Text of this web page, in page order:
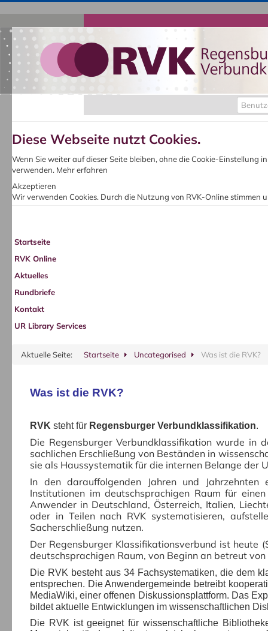
Diese Webseite nutzt Cookies.
Wenn Sie weiter auf dieser Seite bleiben, ohne die Cookie-Einstellung
verwenden. Mehr erfahren
Akzeptieren
Wir verwenden Cookies. Durch die Nutzung von RVK-Online stimmen
Startseite
RVK Online
Aktuelles
Rundbriefe
Kontakt
UR Library Services
Aktuelle Seite: Startseite Uncategorised Was ist die RVK?
Was ist die RVK?
RVK steht für Regensburger Verbundklassifikation.
Die Regensburger Verbundklassifikation wurde in
sachlichen Erschließung von Beständen in
sie als Haussystematik für die internen Belange der
In den darauffolgenden Jahren und
Institutionen im deutschsprachigen Raum für
Anwender in Deutschland, Österreich, Italien,
oder in Teilen nach RVK systematisieren,
Sacherschließung nutzen.
Der Regensburger Klassifikationsverbund ist
deutschsprachigen Raum, von Beginn an betreut
Die RVK besteht aus 34 Fachsystematiken, die dem
entsprechen. Die Anwendergemeinde betreibt
MediaWiki, einer offenen Diskussionsplattform. Das
bildet aktuelle Entwicklungen im wissenschaftlichen
Die RVK ist geeignet für wissenschaftliche